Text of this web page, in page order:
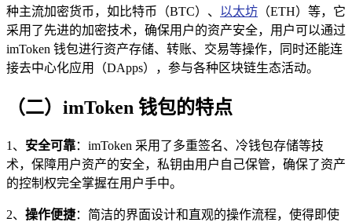
种主流加密货币，如比特币（BTC）、 以太坊 （ETH）等，它
采用了先进的加密技术，确保用户的资产安全，用户可以通过
imToken 钱包进行资产存储、转账、交易等操作，同时还能连
接去中心化应用（DApps），参与各种区块链生态活动。
（二）imToken 钱包的特点
1、 安全可靠：imToken 采用了多重签名、冷钱包存储等技
术，保障用户资产的安全，私钥由用户自己保管，确保了资产
的控制权完全掌握在用户手中。
2、 操作便捷：简洁的界面设计和直观的操作流程，使得即使